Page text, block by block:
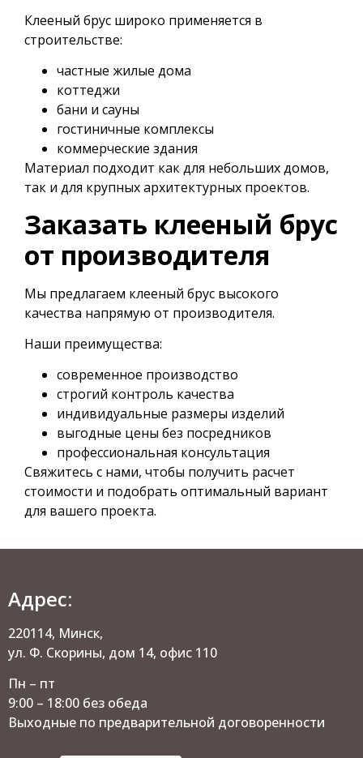
Клееный брус широко применяется в
строительстве:
частные жилые дома
коттеджи
бани и сауны
гостиничные комплексы
коммерческие здания
Материал подходит как для небольших домов,
так и для крупных архитектурных проектов.
Заказать клееный брус
от производителя
Мы предлагаем клееный брус высокого
качества напрямую от производителя.
Наши преимущества:
современное производство
строгий контроль качества
индивидуальные размеры изделий
выгодные цены без посредников
профессиональная консультация
Свяжитесь с нами, чтобы получить расчет
стоимости и подобрать оптимальный вариант
для вашего проекта.
Адрес:
220114, Минск,
ул. Ф. Скорины, дом 14, офис 110
Пн – пт
9:00 – 18:00 без обеда
Выходные по предварительной договоренности